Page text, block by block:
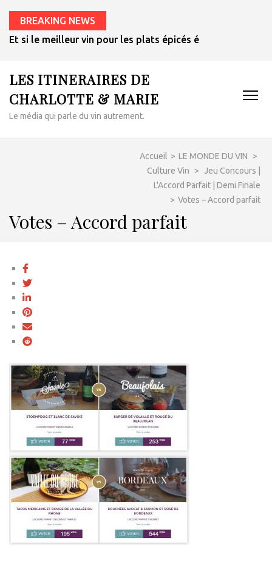
BREAKING NEWS
Et si le meilleur vin pour les plats épicés était un rosé de
LES ITINERAIRES DE
CHARLOTTE & MARIE
Le média qui parle du vin autrement.
Accueil > LE MONDE DU VIN
>
Culture Vin
> Jeu Concours |
L'Accord Parfait | Demi Finale
> Votes – Accord parfait
Votes – Accord parfait